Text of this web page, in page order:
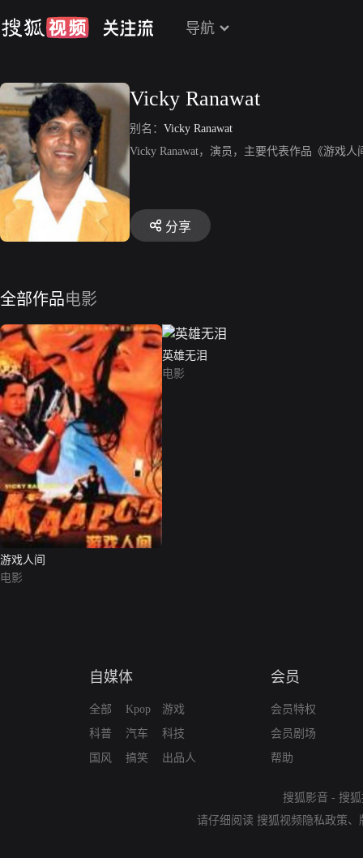
导航
Vicky Ranawat
别名： Vicky Ranawat
Vicky Ranawat，演员，主要代表作品《游戏人
分享
全部作品电影
游戏人间
电影
英雄无泪
电影
自媒体
全部
科普
国风
Kpop
汽车
搞笑
游戏
科技
出品人
会员
会员特权
会员剧场
帮助
搜狐影音 - 搜
请仔细阅读 搜狐视频隐私政策、